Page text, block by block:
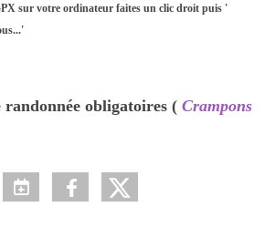
sur votre ordinateur faites un clic droit puis '
randonnée obligatoires ( Crampons